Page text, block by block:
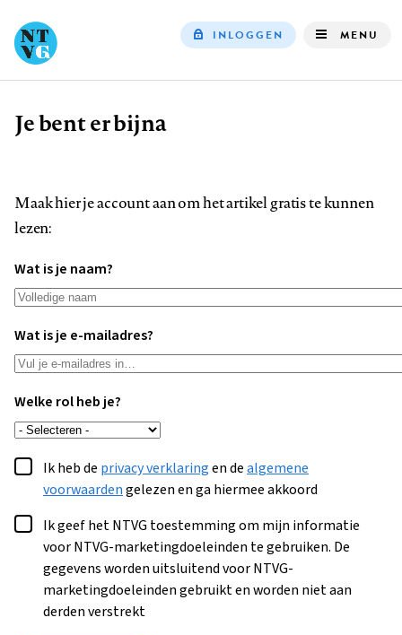
INLOGGEN MENU
Kruimelpad
Je bent er bijna
Maak hier je account aan om het artikel gratis te kunnen
lezen:
Wat is je naam?
Wat is je e-mailadres?
Welke rol heb je?
Ik heb de privacy verklaringen dealgemene
voorwaardengelezen en ga hiermee akkoord
Ik geef het NTVG toestemming om mijn informatie
voor NTVG-marketingdoeleinden te gebruiken. De
gegevens worden uitsluitend voor NTVG-
marketingdoeleinden gebruikt en worden niet aan
derden verstrekt